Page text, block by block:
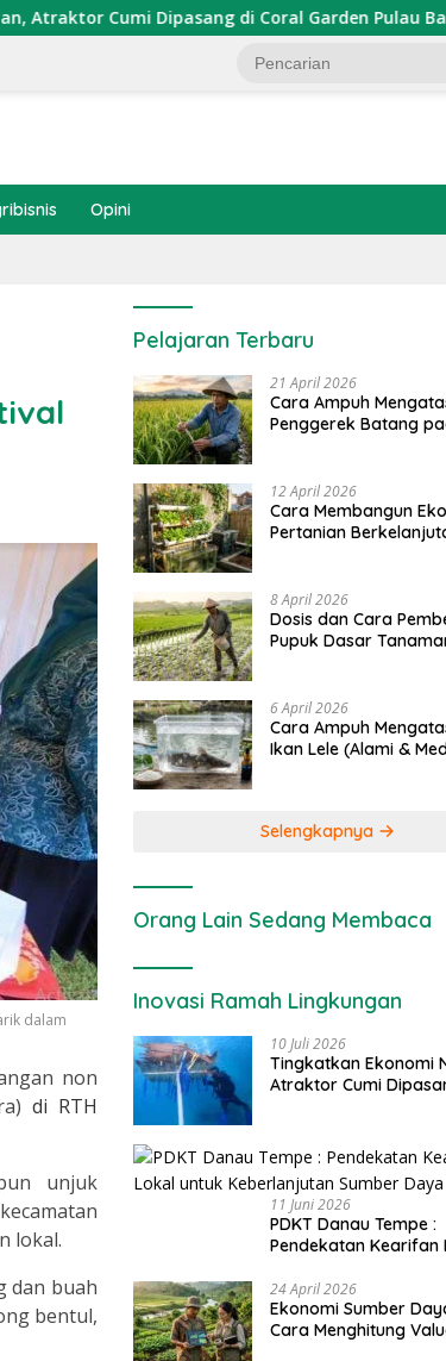
di Coral Garden Pulau Barrang Caddi
Opini
dalam
non
di RTH
unjuk
lokal.
dan buah
bentul,
Pelajaran Terbaru
21 April 2026
Cara Ampuh
Penggerek Batang
12 April 2026
Cara Membangun
Pertanian
8 April 2026
Dosis dan Cara
Pupuk Dasar
6 April 2026
Cara Ampuh
Ikan Lele (Alami &
Selengkapnya
Orang Lain Sedang Membaca
Inovasi Ramah Lingkungan
10 Juli 2026
Tingkatkan Ekonomi
Atraktor Cumi
11 Juni 2026
PDKT Danau Tempe :
Pendekatan Kearifan
Daya Ikan
24 April 2026
Ekonomi Sumber
Cara Menghitung